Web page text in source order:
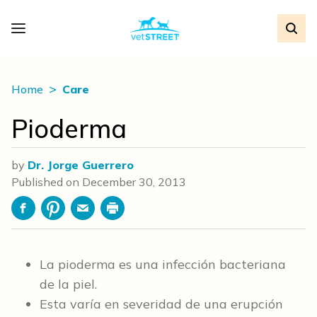
Home Care
Pioderma
by Dr. Jorge Guerrero
Published on December 30, 2013
FacebookPinterestEmailPrint
La pioderma es una infección bacteriana
de la piel.
Esta varía en severidad de una erupción